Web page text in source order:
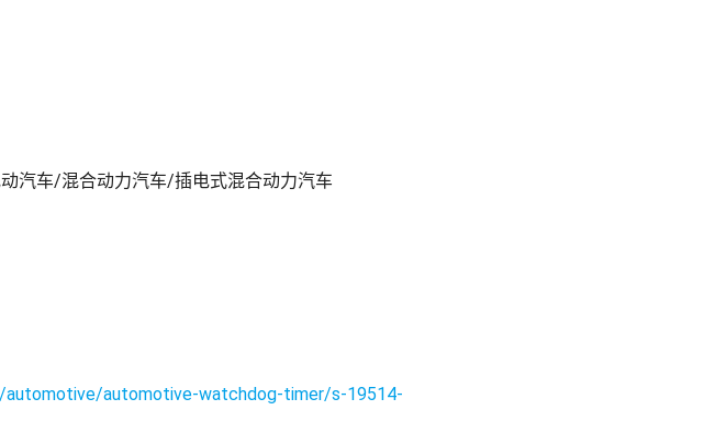
汽车/混合动力汽车/插电式混合动力汽车
automotive-watchdog-timer/s-19514-